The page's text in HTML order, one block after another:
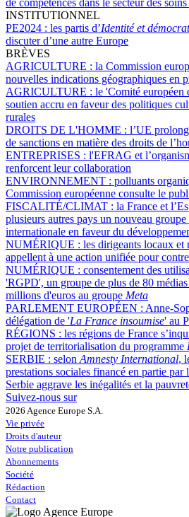
de compétences dans le secteur des
INSTITUTIONNEL
PE2024 : les partis d’Identité et
discuter d’une autre Europe
BRÈVES
AGRICULTURE : la Commission
nouvelles indications géographiques en
AGRICULTURE : le 'Comité européen
soutien accru en faveur des politiques
rurales
DROITS DE L'HOMME : l’UE
de sanctions en matière des droits de
ENTREPRISES : l'EFRAG et
renforcent leur collaboration
ENVIRONNEMENT : polluants
Commission européenne consulte le
FISCALITÉ/CLIMAT : la France et
plusieurs autres pays un nouveau
internationale en faveur du
NUMÉRIQUE : les dirigeants locaux et
appellent à une action unifiée pour
NUMÉRIQUE : consentement des
'RGPD', un groupe de plus de 80
millions d'euros au groupe Meta
PARLEMENT EUROPÉEN : Anne-
délégation de 'La France insoumise' au
RÉGIONS : les régions de France
projet de territorialisation du programme
SERBIE : selon Amnesty International,
prestations sociales financé en partie par
Serbie aggrave les inégalités et la
Suivez-nous sur
2026 Agence Europe S.A.
Vie privée
Droits d'auteur
Notre publication
Abonnements
Société
Rédaction
Contact